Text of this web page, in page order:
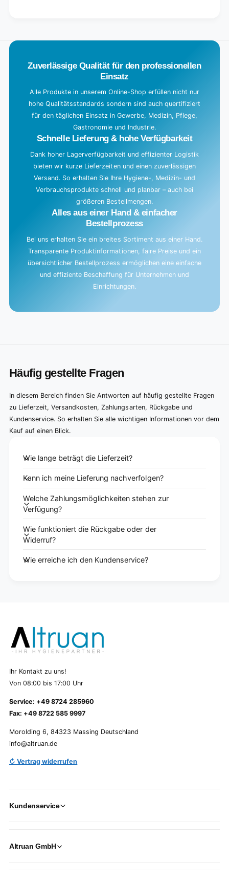
a
Zuverlässige Qualität für den professionellen
Einsatz
Alle Produkte in unserem Online-Shop erfüllen nicht nur
hohe Qualitätsstandards sondern sind auch quertifiziert
für den täglichen Einsatz in Gewerbe, Medizin, Pflege,
Gastronomie und Industrie.
Schnelle Lieferung & hohe Verfügbarkeit
Dank hoher Lagerverfügbarkeit und effizienter Logistik
bieten wir kurze Lieferzeiten und einen zuverlässigen
Versand. So erhalten Sie Ihre Hygiene-, Medizin- und
Verbrauchsprodukte schnell und planbar – auch bei
größeren Bestellmengen.
Alles aus einer Hand & einfacher
Bestellprozess
Bei uns erhalten Sie ein breites Sortiment aus einer Hand.
Transparente Produktinformationen, faire Preise und ein
übersichtlicher Bestellprozess ermöglichen eine einfache
und effiziente Beschaffung für Unternehmen und
Einrichtungen.
Häufig gestellte Fragen
In diesem Bereich finden Sie Antworten auf häufig gestellte Fragen
zu Lieferzeit, Versandkosten, Zahlungsarten, Rückgabe und
Kundenservice. So erhalten Sie alle wichtigen Informationen vor dem
Kauf auf einen Blick.
Wie lange beträgt die Lieferzeit?
Kann ich meine Lieferung nachverfolgen?
Welche Zahlungsmöglichkeiten stehen zur
Verfügung?
Wie funktioniert die Rückgabe oder der
Widerruf?
Wie erreiche ich den Kundenservice?
Ihr Kontakt zu uns!
Von 08:00 bis 17:00 Uhr
Service: +49 8724 285960
Fax: +49 8722 585 9997
Morolding 6, 84323 Massing Deutschland
info@altruan.de
↻ Vertrag widerrufen
Kundenservice
Altruan GmbH